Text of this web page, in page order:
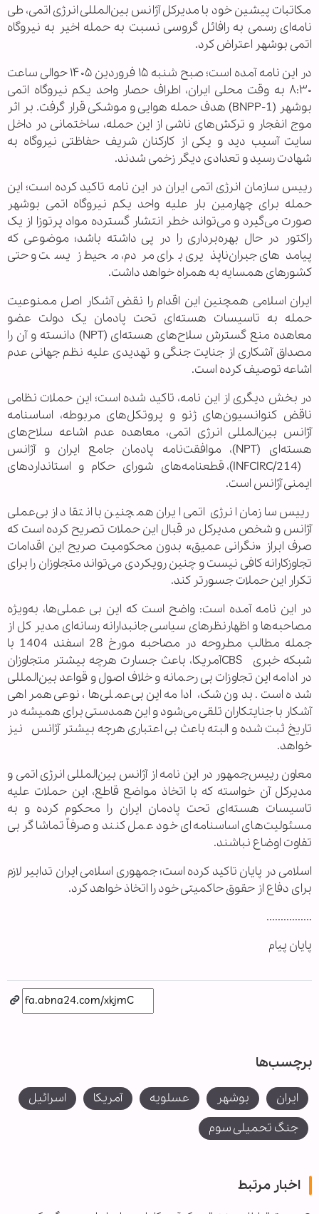
مکاتبات پیشین خود با مدیرکل آژانس بین‌المللی انرژی اتمی، طی
نامه‌ای رسمی به رافائل گروسی نسبت به حمله اخیر به نیروگاه
اتمی بوشهر اعتراض کرد.
در این نامه آمده است؛ صبح شنبه ۱۵ فروردین ۱۴۰۵ حوالی ساعت
۸:۳۰ به وقت محلی ایران، اطراف حصار واحد یکم نیروگاه اتمی
بوشهر (BNPP-1) هدف حمله هوایی و موشکی قرار گرفت. بر اثر
موج انفجار و ترکش‌های ناشی از این حمله، ساختمانی در داخل
سایت آسیب دید و یکی از کارکنان شریف حفاظتی نیروگاه به
شهادت رسید و تعدادی دیگر زخمی شدند.
رییس سازمان انرژی اتمی ایران در این نامه تاکید کرده است؛ این
حمله برای چهارمین بار علیه واحد یکم نیروگاه اتمی بوشهر
صورت می‌گیرد و می‌تواند خطر انتشار گسترده مواد پرتوزا از یک
راکتور در حال بهره‌برداری را در پی داشته باشد؛ موضوعی که
پیامدهای جبران‌ناپذیری برای مردم، محیط زیست و حتی
کشورهای همسایه به همراه خواهد داشت.
ایران اسلامی همچنین این اقدام را نقض آشکار اصل ممنوعیت
حمله به تاسیسات هسته‌ای تحت پادمان یک دولت عضو
معاهده منع گسترش سلاح‌های هسته‌ای (NPT) دانسته و آن را
مصداق آشکاری از جنایت جنگی و تهدیدی علیه نظم جهانی عدم
اشاعه توصیف کرده است.
در بخش دیگری از این نامه، تاکید شده است؛ این حملات نظامی
ناقض کنوانسیون‌های ژنو و پروتکل‌های مربوطه، اساسنامه
آژانس بین‌المللی انرژی اتمی، معاهده عدم اشاعه سلاح‌های
هسته‌ای (NPT)، موافقت‌نامه پادمان جامع ایران و آژانس
(INFCIRC/214)، قطعنامه‌های شورای حکام و استانداردهای
ایمنی آژانس است.
رییس سازمان انرژی اتمی ایران همچنین با انتقاد از بی‌عملی
آژانس و شخص مدیرکل در قبال این حملات تصریح کرده است که
صرف ابراز «نگرانی عمیق» بدون محکومیت صریح این اقدامات
تجاوزکارانه کافی نیست و چنین رویکردی می‌تواند متجاوزان را برای
تکرار این حملات جسورتر کند.
در این نامه آمده است: واضح است که این بی عملی‌ها، به‌ویژه
مصاحبه‌ها و اظهارنظرهای سیاسی جانبدارانه‌ رسانه‌ای مدیر کل از
جمله مطالب مطروحه در مصاحبه مورخ 28 اسفند 1404 با
شبکه خبری CBSآمریکا، باعث جسارت هرچه بیشتر متجاوزان
در ادامه این تجاوزات بی رحمانه و خلاف اصول و قواعد بین‌المللی
شده است. بدون شک، ادامه این بی‌عملی‌ها، نوعی همراهی
آشکار با جنایتکاران تلقی می‌شود و این همدستی برای همیشه در
تاریخ ثبت شده و البته باعث بی اعتباری هرچه بیشتر آژانس نیز
خواهد.
معاون رییس‌جمهور در این نامه از آژانس بین‌المللی انرژی اتمی و
مدیرکل آن خواسته که با اتخاذ مواضع قاطع، این حملات علیه
تاسیسات هسته‌ای تحت پادمان ایران را محکوم کرده و به
مسئولیت‌های اساسنامه‌ای خود عمل کنند و صرفاً تماشاگر بی
تفاوت اوضاع نباشند.
اسلامی در پایان تاکید کرده است؛ جمهوری اسلامی ایران تدابیر لازم
برای دفاع از حقوق حاکمیتی خود را اتخاذ خواهد کرد.
................
پایان پیام
برچسب‌ها
ایران بوشهر عسلویه آمریکا
اسرائیل
جنگ تحمیلی سوم
اخبار مرتبط